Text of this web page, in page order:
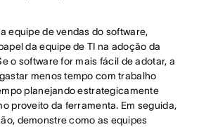
equipe de vendas do software,
da equipe de TI na adoção da
o software for mais fácil de adotar, a
menos tempo com trabalho
planejando estrategicamente
proveito da ferramenta. Em seguida,
demonstre como as equipes